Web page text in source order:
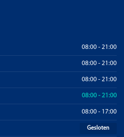
08:00 - 21:00
08:00 - 21:00
08:00 - 21:00
08:00 - 21:00
08:00 - 17:00
Gesloten